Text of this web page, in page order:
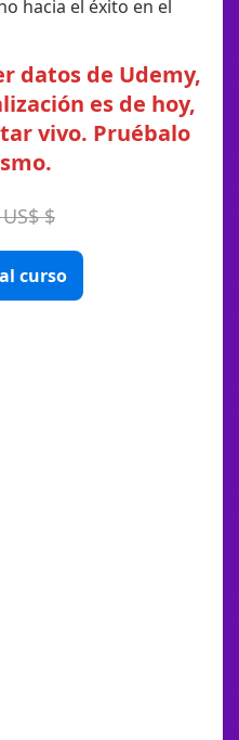
hacia el éxito en el
datos de Udemy,
es de hoy,
vivo. Pruébalo
$
curso